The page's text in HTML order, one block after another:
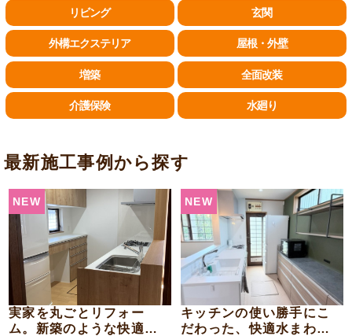
リビング 玄関
外構エクステリア 屋根・外壁
増築 全面改装
介護保険 水廻り
最新施工事例から探す
NEW
実家を丸ごとリフォー
ム。新築のような快適空
NEW
キッチンの使い勝手にこ
だわった、快適水まわり